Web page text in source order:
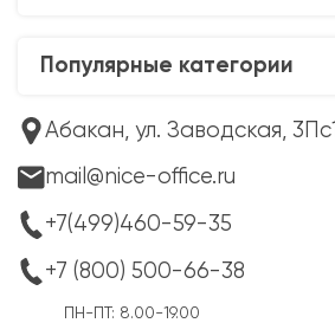
Популярные категории
Абакан, ул. Заводская, 3Пс1
mail@nice-office.ru
+7(499)460-59-35
+7 (800) 500-66-38
ПН-ПТ: 8.00-19.00